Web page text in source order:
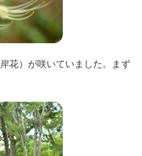
花）が咲いていました。まず